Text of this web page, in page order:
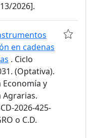
2026].
en cadenas
. Ciclo
(Optativa).
Economía y
2026-425-
o C.D.